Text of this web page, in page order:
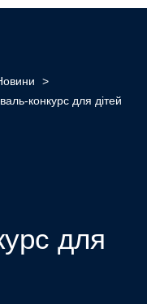
>
конкурс для дітей
для